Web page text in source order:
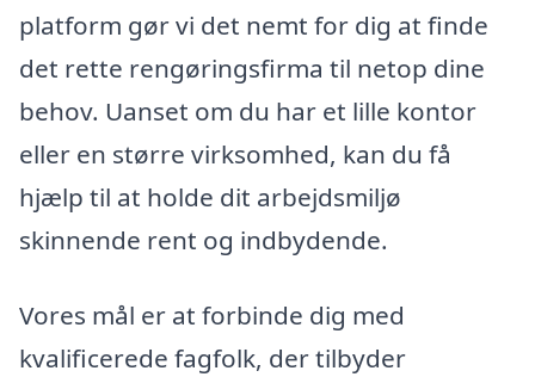
platform gør vi det nemt for dig at finde
det rette rengøringsfirma til netop dine
behov. Uanset om du har et lille kontor
eller en større virksomhed, kan du få
hjælp til at holde dit arbejdsmiljø
skinnende rent og indbydende.
Vores mål er at forbinde dig med
kvalificerede fagfolk, der tilbyder